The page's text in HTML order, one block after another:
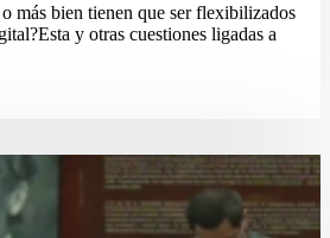
más bien tienen que ser flexibilizados
y otras cuestiones ligadas a